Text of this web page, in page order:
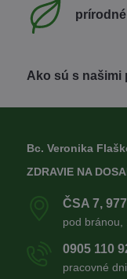
Ako sú s našimi
Bc. Veronika
ZDRAVIE NA
ČSA 7,
pod bránou,
0905 110
pracovné